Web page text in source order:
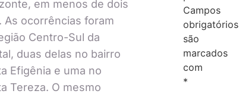
em menos de dois
As ocorrências foram
Centro-Sul da
duas delas no bairro
Efigênia e uma no
Tereza. O mesmo
Campos
obrigatórios
são
marcados
com
*